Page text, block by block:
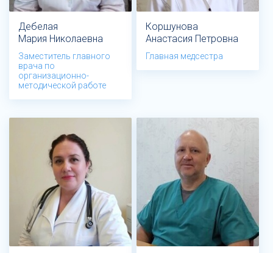
Дебелая
Мария Николаевна
Заместитель главного
врача по
организационно-
методической работе
Коршунова
Анастасия Петровна
Главная медсестра